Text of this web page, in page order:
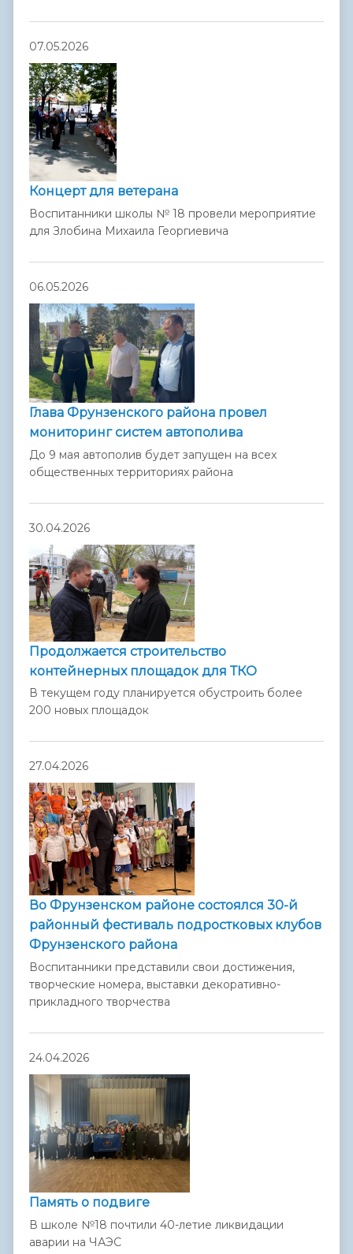
07.05.2026
Концерт для ветерана
Воспитанники школы № 18 провели мероприятие
для Злобина Михаила Георгиевича
06.05.2026
Глава Фрунзенского района провел
мониторинг систем автополива
До 9 мая автополив будет запущен на всех
общественных территориях района
30.04.2026
Продолжается строительство
контейнерных площадок для ТКО
В текущем году планируется обустроить более
200 новых площадок
27.04.2026
Во Фрунзенском районе состоялся 30-й
районный фестиваль подростковых клубов
Фрунзенского района
Воспитанники представили свои достижения,
творческие номера, выставки декоративно-
прикладного творчества
24.04.2026
Память о подвиге
В школе №18 почтили 40-летие ликвидации
аварии на ЧАЭС